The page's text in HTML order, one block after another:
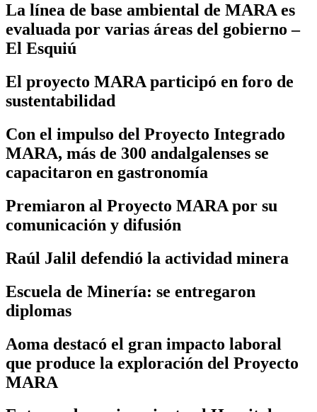
La línea de base ambiental de MARA es
evaluada por varias áreas del gobierno –
El Esquiú
El proyecto MARA participó en foro de
sustentabilidad
Con el impulso del Proyecto Integrado
MARA, más de 300 andalgalenses se
capacitaron en gastronomía
Premiaron al Proyecto MARA por su
comunicación y difusión
Raúl Jalil defendió la actividad minera
Escuela de Minería: se entregaron
diplomas
Aoma destacó el gran impacto laboral
que produce la exploración del Proyecto
MARA